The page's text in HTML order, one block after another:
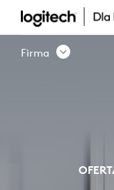
Firma